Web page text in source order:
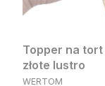
Topper na tort
złote lustro
PRODUCENT
WERTOM